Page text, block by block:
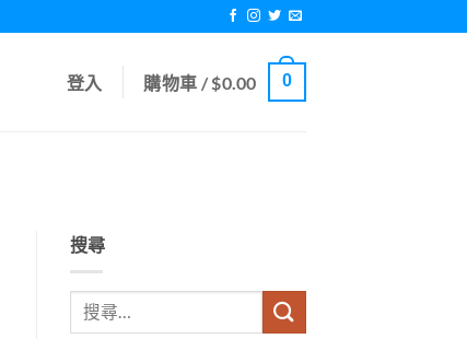
登入 購物車 /$0.00 0
搜尋